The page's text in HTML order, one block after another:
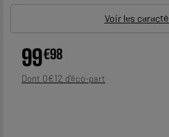
Voir les
99€98
Dont 0€12